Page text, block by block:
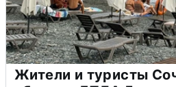
Жители и туристы